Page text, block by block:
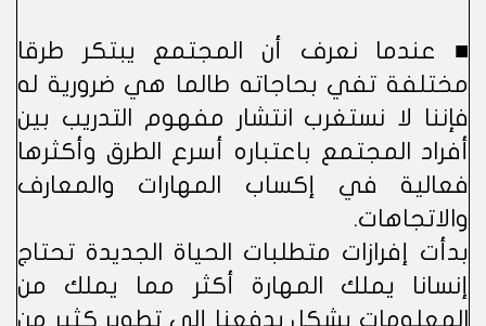
■ عندما نعرف أن المجتمع يبتكر طرقا
مختلفة تفي بحاجاته طالما هي ضرورية له
فإننا لا نستغرب انتشار مفهوم التدريب بين
أفراد المجتمع باعتباره أسرع الطرق وأكثرها
فعالية في إكساب المهارات والمعارف
والاتجاهات.
بدأت إفرازات متطلبات الحياة الجديدة تحتاج
إنسانا يملك المهارة أكثر مما يملك من
المعلومات بشكل يدفعنا إلى تطوير كثير من